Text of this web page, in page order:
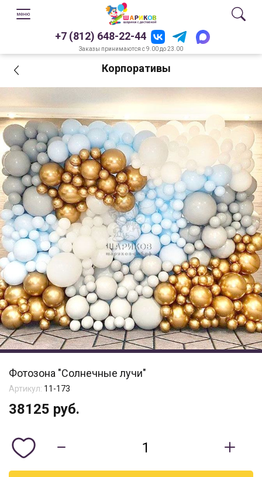
+7 (812) 648-22-44
Заказы принимаются с 9.00 до 23.00
Корпоративы
Фотозона "Солнечные лучи"
Артикул: 11-173
38125 руб.